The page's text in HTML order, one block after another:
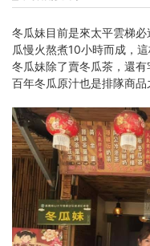
冬瓜妹目前是來太平雲梯
瓜慢火熬煮10小時而成，
冬瓜妹除了賣冬瓜茶，還有
百年冬瓜原汁也是排隊商品